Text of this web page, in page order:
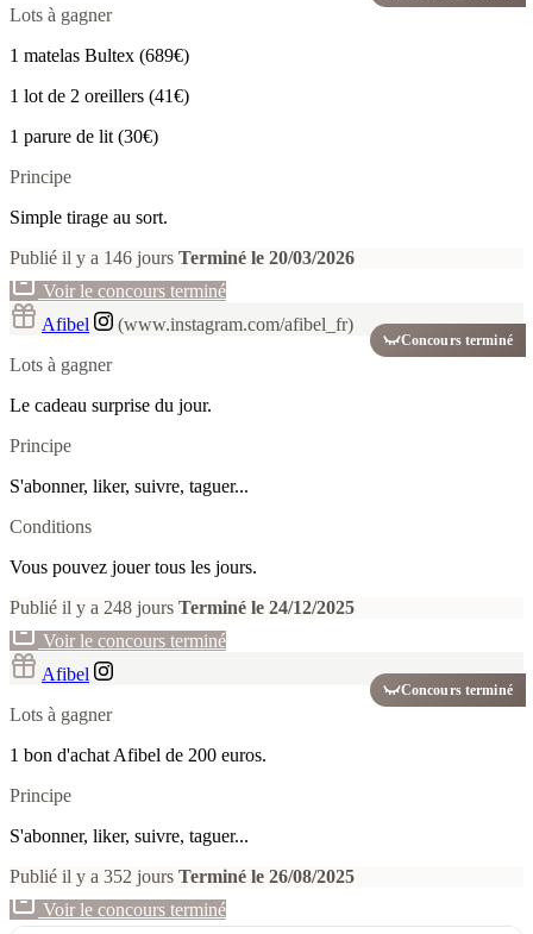
Lots à gagner
1 matelas Bultex (689€)
1 lot de 2 oreillers (41€)
1 parure de lit (30€)
Principe
Simple tirage au sort.
Publié il y a 146 jours Terminé le 20/03/2026
Voir le concours terminé
Concours terminé
Afibel
(www.instagram.com/afibel_fr)
Lots à gagner
Le cadeau surprise du jour.
Principe
S'abonner, liker, suivre, taguer...
Conditions
Vous pouvez jouer tous les jours.
Publié il y a 248 jours Terminé le 24/12/2025
Voir le concours terminé
Concours terminé
Afibel
Lots à gagner
1 bon d'achat Afibel de 200 euros.
Principe
S'abonner, liker, suivre, taguer...
Publié il y a 352 jours Terminé le 26/08/2025
Voir le concours terminé